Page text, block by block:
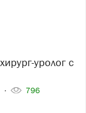
796